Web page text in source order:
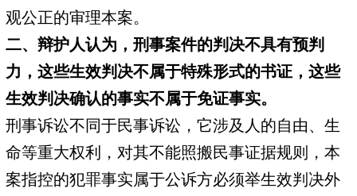
观公正的审理本案。
二、辩护人认为，刑事案件的判决不具有预判
力，这些生效判决不属于特殊形式的书证，这些
生效判决确认的事实不属于免证事实。
刑事诉讼不同于民事诉讼，它涉及人的自由、生
命等重大权利，对其不能照搬民事证据规则，本
案指控的犯罪事实属于公诉方必须举生效判决外